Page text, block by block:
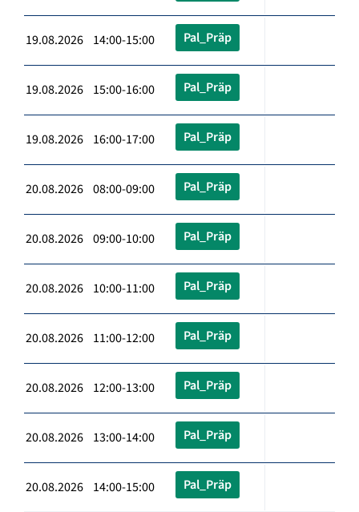
19.08.2026 14:00-15:00 Pal_Präp
19.08.2026 15:00-16:00 Pal_Präp
19.08.2026 16:00-17:00 Pal_Präp
20.08.2026 08:00-09:00 Pal_Präp
20.08.2026 09:00-10:00 Pal_Präp
20.08.2026 10:00-11:00 Pal_Präp
20.08.2026 11:00-12:00 Pal_Präp
20.08.2026 12:00-13:00 Pal_Präp
20.08.2026 13:00-14:00 Pal_Präp
20.08.2026 14:00-15:00 Pal_Präp